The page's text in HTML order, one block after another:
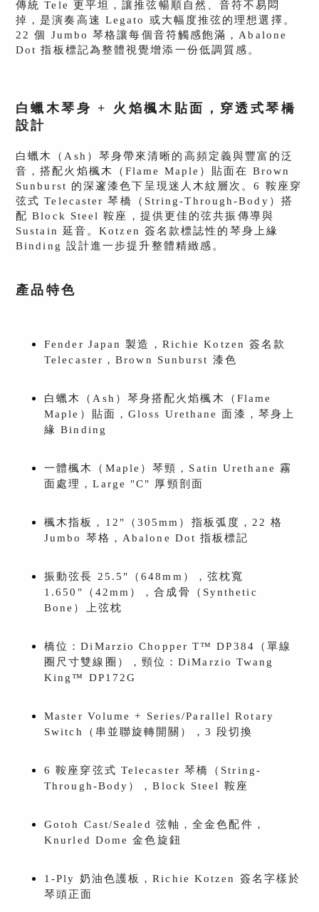
傳統 Tele 更平坦，讓推弦暢順自然、音符不易悶
掉，是演奏高速 Legato 或大幅度推弦的理想選擇。
22 個 Jumbo 琴格讓每個音符觸感飽滿，Abalone
Dot 指板標記為整體視覺增添一份低調質感。
白蠟木琴身 + 火焰楓木貼面，穿透式琴橋
設計
白蠟木（Ash）琴身帶來清晰的高頻定義與豐富的泛
音，搭配火焰楓木（Flame Maple）貼面在 Brown
Sunburst 的深邃漆色下呈現迷人木紋層次。6 鞍座穿
弦式 Telecaster 琴橋（String-Through-Body）搭
配 Block Steel 鞍座，提供更佳的弦共振傳導與
Sustain 延音。Kotzen 簽名款標誌性的琴身上緣
Binding 設計進一步提升整體精緻感。
產品特色
Fender Japan 製造，Richie Kotzen 簽名款
Telecaster，Brown Sunburst 漆色
白蠟木（Ash）琴身搭配火焰楓木（Flame
Maple）貼面，Gloss Urethane 面漆，琴身上
緣 Binding
一體楓木（Maple）琴頸，Satin Urethane 霧
面處理，Large "C" 厚頸剖面
楓木指板，12"（305mm）指板弧度，22 格
Jumbo 琴格，Abalone Dot 指板標記
振動弦長 25.5"（648mm），弦枕寬
1.650"（42mm），合成骨（Synthetic
Bone）上弦枕
橋位：DiMarzio Chopper T™ DP384（單線
圈尺寸雙線圈），頸位：DiMarzio Twang
King™ DP172G
Master Volume + Series/Parallel Rotary
Switch（串並聯旋轉開關），3 段切換
6 鞍座穿弦式 Telecaster 琴橋（String-
Through-Body），Block Steel 鞍座
Gotoh Cast/Sealed 弦軸，全金色配件，
Knurled Dome 金色旋鈕
1-Ply 奶油色護板，Richie Kotzen 簽名字樣於
琴頭正面